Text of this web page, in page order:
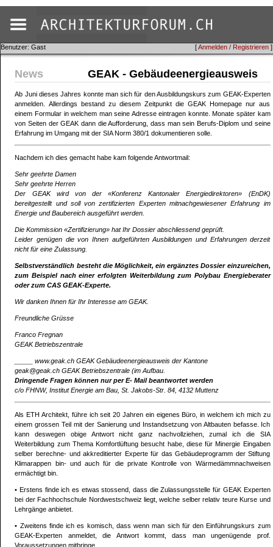
[Anmelden / Registrieren ]
Benutzer: Gast
News GEAK - Gebäudeenergieausweis
Ab Juni dieses Jahres konnte man sich für den Ausbildungskurs zum GEAK-Experten
anmelden. Allerdings bestand zu diesem Zeitpunkt die GEAK Homepage nur aus
einem Formular in welchem man seine Adresse eintragen konnte. Monate später kam
von Seiten der GEAK dann die Aufforderung, dass man sein Berufs-Diplom und seine
Erfahrung im Umgang mit der SIA Norm 380/1 dokumentieren solle.
Nachdem ich dies gemacht habe kam folgende Antwortmail:
Sehr geehrte Damen
Sehr geehrte Herren
Der GEAK wird von der «Konferenz Kantonaler Energiedirektoren» (EnDK)
bereitgestellt und soll von zertifizierten Experten mitnachgewiesener Erfahrung im
Energie und Baubereich ausgeführt werden.
Die Kommission «Zertifizierung» hat Ihr Dossier abschliessend geprüft.
Leider genügen die von Ihnen aufgeführten Ausbildungen und Erfahrungen derzeit
nicht für eine Zulassung.
Selbstverständlich besteht die Möglichkeit, ein ergänztes Dossier einzureichen,
zum Beispiel nach einer erfolgten Weiterbildung zum Polybau Energieberater
oder zum CAS GEAK-Experte.
Wir danken Ihnen für Ihr Interesse am GEAK.
Freundliche Grüsse
Franco Fregnan
GEAK Betriebszentrale
_____ www.geak.ch GEAK Gebäudeenergieausweis der Kantone
geak@geak.ch GEAK Betriebszentrale (im Aufbau.
Dringende Fragen können nur per E- Mail beantwortet werden
c/o FHNW, Institut Energie am Bau, St. Jakobs-Str. 84, 4132 Muttenz
Als ETH Architekt, führe ich seit 20 Jahren ein eigenes Büro, in welchem ich mich zu
einem grossen Teil mit der Sanierung und Instandsetzung von Altbauten befasse. Ich
kann deswegen obige Antwort nicht ganz nachvollziehen, zumal ich die SIA
Weiterbildung zum Thema Komfortlüftung besucht habe, diese für Minergie Eingaben
selber berechne- und akkreditierter Experte für das Gebäudeprogramm der Stiftung
Klimarappen bin- und auch für die private Kontrolle von Wärmedämmnachweisen
ermächtigt bin.
• Erstens finde ich es etwas stossend, dass die Zulassungsstelle für GEAK Experten
bei der Fachhochschule Nordwestschweiz liegt, welche selber relativ teure Kurse und
Lehrgänge anbietet.
• Zweitens finde ich es komisch, dass wenn man sich für den Einführungskurs zum
GEAK-Experten anmeldet, die Antwort kommt, dass man ungenügende prof.
Voraussetzungen mitbringe.